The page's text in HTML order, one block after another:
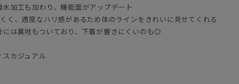
水加工も加わり、機能面がアップデート
く、適度なハリ感があるため体のラインをきれいに見せてくれる
には裏地もついており、下着が響きにくいのも◎
カジュアル